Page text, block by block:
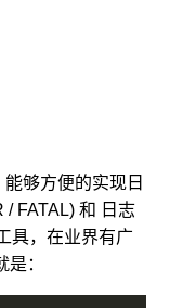
够方便的实现日
/ FATAL) 和 日志
具，在业界有广
：